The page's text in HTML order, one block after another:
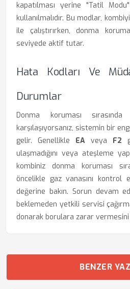
kapatılması yerine "Tatil
kullanılmalıdır. Bu modlar,
ile çalıştırırken, donma
seviyede aktif tutar.
Hata Kodları Ve
Durumlar
Donma koruması
karşılaşıyorsanız, sistemin bir
gelir. Genellikle EA veya F2
ulaşmadığını veya ateşleme
kombiniz donma koruması
öncelikle gaz vanasını kontrol
değerine bakın. Sorun devam
beklemeden yetkili servisi
donarak borulara zarar
BENZER